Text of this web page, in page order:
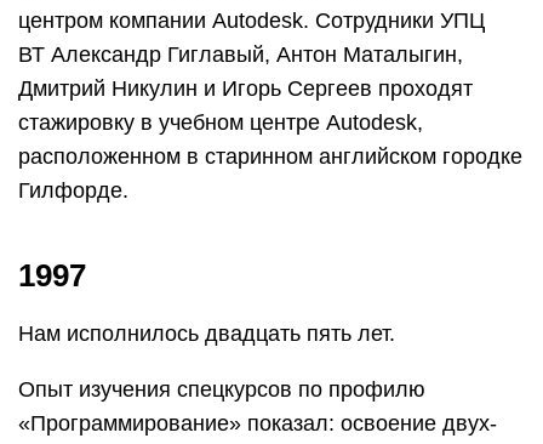
центром компании Autodesk. Сотрудники УПЦ
ВТ Александр Гиглавый, Антон Маталыгин,
Дмитрий Никулин и Игорь Сергеев проходят
стажировку в учебном центре Autodesk,
расположенном в старинном английском городке
Гилфорде.
1997
Нам исполнилось двадцать пять лет.
Опыт изучения спецкурсов по профилю
«Программирование» показал: освоение двух-